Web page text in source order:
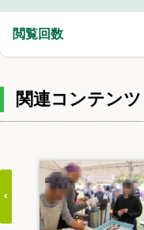
閲覧回数
関連コンテンツ